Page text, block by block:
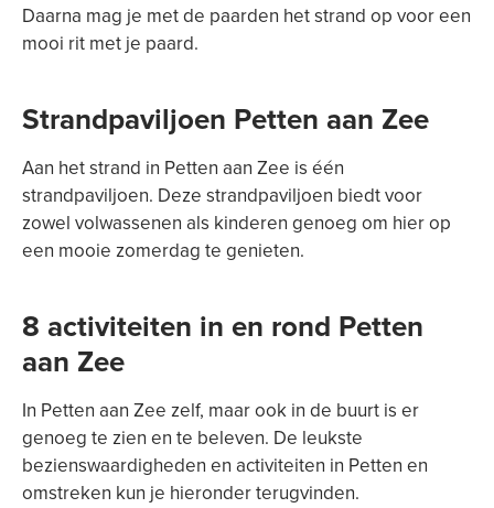
Daarna mag je met de paarden het strand op voor een
mooi rit met je paard.
Strandpaviljoen Petten aan Zee
Aan het strand in Petten aan Zee is één
strandpaviljoen. Deze strandpaviljoen biedt voor
zowel volwassenen als kinderen genoeg om hier op
een mooie zomerdag te genieten.
8 activiteiten in en rond Petten
aan Zee
In Petten aan Zee zelf, maar ook in de buurt is er
genoeg te zien en te beleven. De leukste
bezienswaardigheden en activiteiten in Petten en
omstreken kun je hieronder terugvinden.